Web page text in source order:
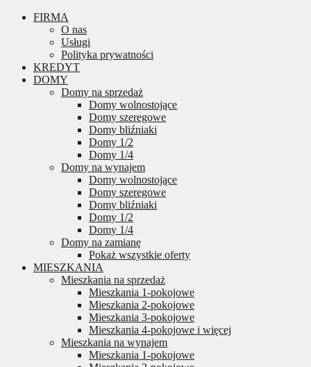
FIRMA
O nas
Usługi
Polityka prywatności
KREDYT
DOMY
Domy na sprzedaż
Domy wolnostojące
Domy szeregowe
Domy bliźniaki
Domy 1/2
Domy 1/4
Domy na wynajem
Domy wolnostojące
Domy szeregowe
Domy bliźniaki
Domy 1/2
Domy 1/4
Domy na zamianę
Pokaż wszystkie oferty
MIESZKANIA
Mieszkania na sprzedaż
Mieszkania 1-pokojowe
Mieszkania 2-pokojowe
Mieszkania 3-pokojowe
Mieszkania 4-pokojowe i więcej
Mieszkania na wynajem
Mieszkania 1-pokojowe